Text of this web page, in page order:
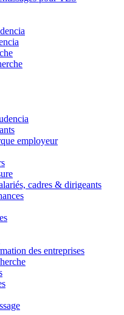
employeur
cadres & dirigeants
des entreprises